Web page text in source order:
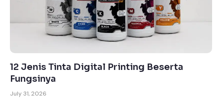
12 Jenis Tinta Digital Printing Beserta
Fungsinya
July 31, 2026